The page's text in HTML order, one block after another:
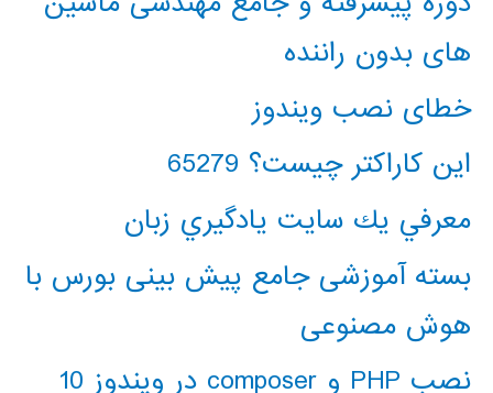
های بدون راننده
خطای نصب ویندوز
این کاراکتر چیست؟ 65279
معرفي يك سايت يادگيري زبان
بسته آموزشی جامع پیش بینی بورس با
هوش مصنوعی
نصب PHP و composer در ویندوز 10